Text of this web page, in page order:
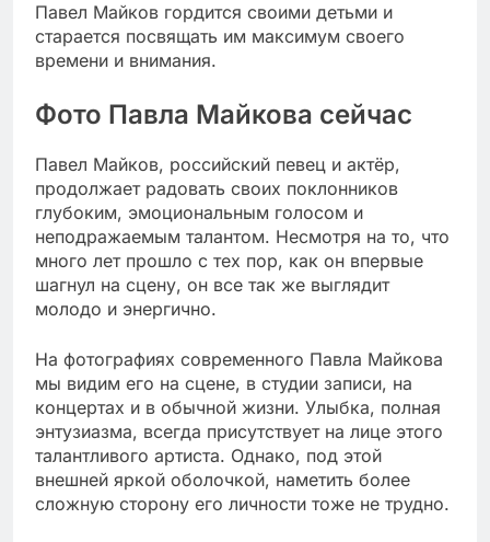
Павел Майков гордится своими детьми и
старается посвящать им максимум своего
времени и внимания.
Фото Павла Майкова сейчас
Павел Майков, российский певец и актёр,
продолжает радовать своих поклонников
глубоким, эмоциональным голосом и
неподражаемым талантом. Несмотря на то, что
много лет прошло с тех пор, как он впервые
шагнул на сцену, он все так же выглядит
молодо и энергично.
На фотографиях современного Павла Майкова
мы видим его на сцене, в студии записи, на
концертах и в обычной жизни. Улыбка, полная
энтузиазма, всегда присутствует на лице этого
талантливого артиста. Однако, под этой
внешней яркой оболочкой, наметить более
сложную сторону его личности тоже не трудно.